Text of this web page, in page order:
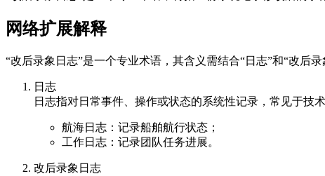
网络扩展解释
“改后录象日志”是一个专业术语，其含义需结合“日志”和“改后录
日志
日志指对日常事件、操作或状态的系统性记录，常见于技
航海日志：记录船舶航行状态；
工作日志：记录团队任务进展。
改后录象日志